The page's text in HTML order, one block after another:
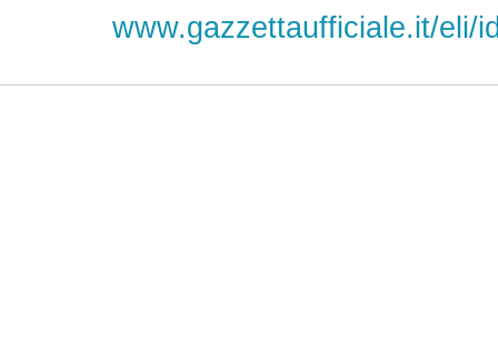
www.gazzettaufficiale.it/eli/